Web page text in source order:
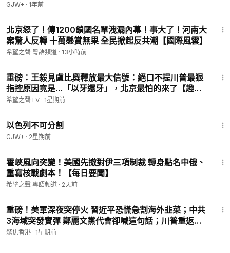
GJW+ · 1年前
北京怒了！傳1200鎖國名單洩漏內幕！事大了！河南大
案驚人反轉 十萬懸賞無果 全民掀起反共潮【國際風雲】
希望之聲 粵語頻道 · 13小時前
重磅：王毅見盧比奧釋放最大信號：絕口不提川普最狠
指控原因竟是…「以牙還牙」，北京最怕的來了【趣談
天下事】
希望之聲TV · 1星期前
以色列不可分割
GJW+ · 2星期前
霍峽風向突變！美國先撤對伊三項制裁 轉身點名中俄、
重寫核戰劇本！【每日要聞】
希望之聲 粵語頻道 · 2天前
重磅！美軍深夜突停火 習近平恐慌急割海外韭菜；中共
3海域突發實彈 鄭麗文黨代會卻喊這句話；川普重返晚
宴：子彈不能解決美國分歧【今日新聞】
聚焦香港 · 1星期前